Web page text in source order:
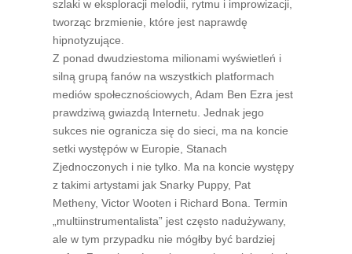
szlaki w eksploracji melodii, rytmu i improwizacji,
tworząc brzmienie, które jest naprawdę
hipnotyzujące.
Z ponad dwudziestoma milionami wyświetleń i
silną grupą fanów na wszystkich platformach
mediów społecznościowych, Adam Ben Ezra jest
prawdziwą gwiazdą Internetu. Jednak jego
sukces nie ogranicza się do sieci, ma na koncie
setki występów w Europie, Stanach
Zjednoczonych i nie tylko. Ma na koncie występy
z takimi artystami jak Snarky Puppy, Pat
Metheny, Victor Wooten i Richard Bona. Termin
„multiinstrumentalista” jest często nadużywany,
ale w tym przypadku nie mógłby być bardziej